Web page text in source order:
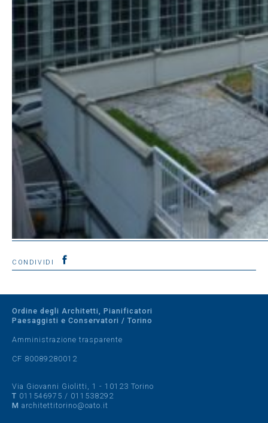
CONDIVIDI
Ordine degli Architetti, Pianificatori
Paesaggisti e Conservatori / Torino
Amministrazione trasparente
CF 80089280012
Via Giovanni Giolitti, 1 - 10123 Torino
T 011546975 / 011538292
M architettitorino@oato.it